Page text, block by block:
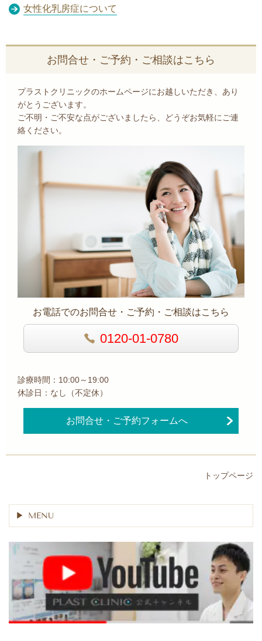
女性化乳房症について
お問合せ・ご予約・ご相談はこちら
プラストクリニックのホームページにお越しいただき、あり
がとうございます。
ご不明・ご不安な点がございましたら、どうぞお気軽にご連
絡ください。
お電話でのお問合せ・ご予約・ご相談はこちら
0120-01-0780
診療時間：10:00～19:00
休診日：なし（不定休）
お問合せ・ご予約フォームへ
トップページ
MENU